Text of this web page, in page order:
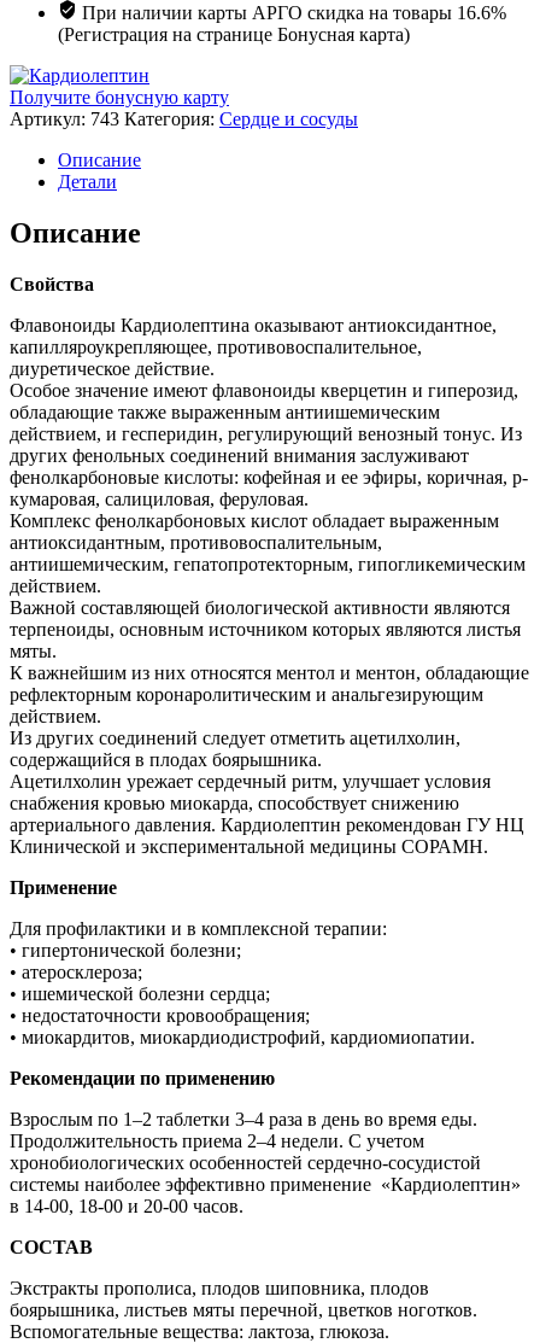
При наличии карты АРГО скидка на товары 16.6%
(Регистрация на странице Бонусная карта)
Получите бонусную карту
Артикул: 743 Категория: Сердце и сосуды
Описание
Детали
Описание
Свойства
Флавоноиды Кардиолептина оказывают антиоксидантное,
капилляроукрепляющее, противовоспалительное,
диуретическое действие.
Особое значение имеют флавоноиды кверцетин и гиперозид,
обладающие также выраженным антиишемическим
действием, и гесперидин, регулирующий венозный тонус. Из
других фенольных соединений внимания заслуживают
фенолкарбоновые кислоты: кофейная и ее эфиры, коричная, р-
кумаровая, салициловая, феруловая.
Комплекс фенолкарбоновых кислот обладает выраженным
антиоксидантным, противовоспалительным,
антиишемическим, гепатопротекторным, гипогликемическим
действием.
Важной составляющей биологической активности являются
терпеноиды, основным источником которых являются листья
мяты.
К важнейшим из них относятся ментол и ментон, обладающие
рефлекторным коронаролитическим и анальгезирующим
действием.
Из других соединений следует отметить ацетилхолин,
содержащийся в плодах боярышника.
Ацетилхолин урежает сердечный ритм, улучшает условия
снабжения кровью миокарда, способствует снижению
артериального давления. Кардиолептин рекомендован ГУ НЦ
Клинической и экспериментальной медицины СОРАМН.
Применение
Для профилактики и в комплексной терапии:
• гипертонической болезни;
• атеросклероза;
• ишемической болезни сердца;
• недостаточности кровообращения;
• миокардитов, миокардиодистрофий, кардиомиопатии.
Рекомендации по применению
Взрослым по 1–2 таблетки 3–4 раза в день во время еды.
Продолжительность приема 2–4 недели. С учетом
хронобиологических особенностей сердечно-сосудистой
системы наиболее эффективно применение «Кардиолептин»
в 14-00, 18-00 и 20-00 часов.
СОСТАВ
Экстракты прополиса, плодов шиповника, плодов
боярышника, листьев мяты перечной, цветков ноготков.
Вспомогательные вещества: лактоза, глюкоза.